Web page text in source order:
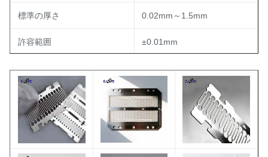
標準の厚さ 0.02mm～1.5mm
許容範囲 ±0.01mm
エッジシャープネス(Ra)
< 0.2 µm を達成可能 (後処理
表面仕上げ
明るい、マット、または要
件に応じて